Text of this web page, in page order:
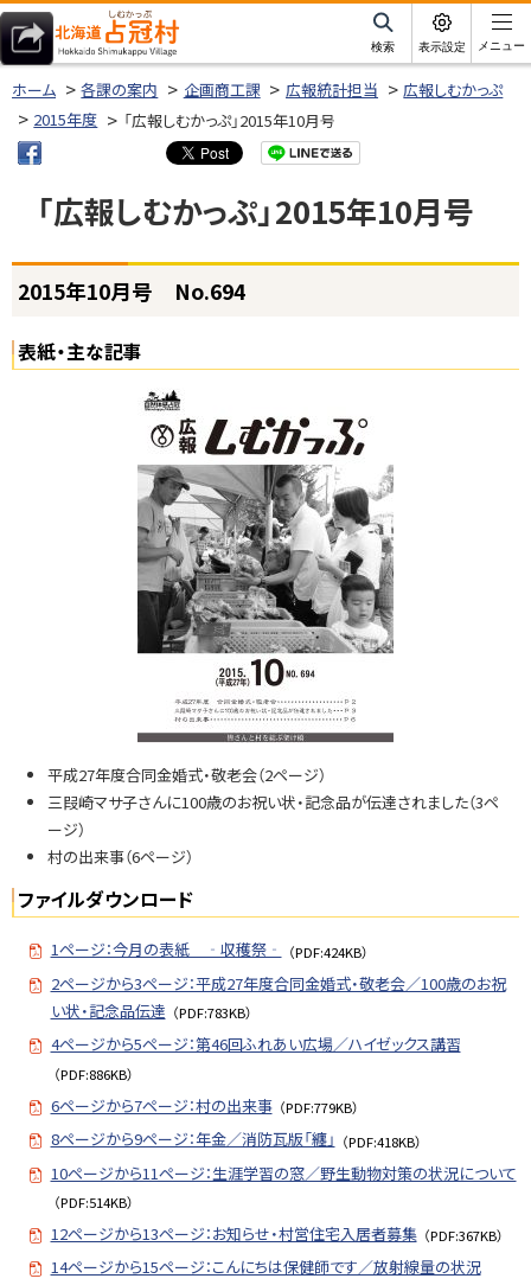
本
文
へ北海道占冠村
サ
イ
ト
内
検索 表示設定 メニュー
ホーム 各課の案内 企画商工課 広報統計担当
広報しむかっぷ
2015年度
「広報しむかっぷ」2015年10月号
「広報しむかっぷ」2015年10月号
ページ内目次
2
1
5
2015年10月号 No.694
表紙・主な記事
平成27年度合同金婚式・敬老会（2ページ）
三叚崎マサ子さんに100歳のお祝い状・記念品が伝達されました（3ペ
ージ）
村の出来事（6ページ）
ファイルダウンロード
1ページ：今月の表紙 ‐収穫祭‐ （PDF:424KB）
2ページから3ページ：平成27年度合同金婚式・敬老会／100歳のお祝
い状・記念品伝達 （PDF:783KB）
4ページから5ページ：第46回ふれあい広場／ハイゼックス講習
（PDF:886KB）
6ページから7ページ：村の出来事 （PDF:779KB）
8ページから9ページ：年金／消防瓦版「纏」 （PDF:418KB）
10ページから11ページ：生涯学習の窓／野生動物対策の状況について
（PDF:514KB）
12ページから13ページ：お知らせ・村営住宅入居者募集 （PDF:367KB）
14ページから15ページ：こんにちは保健師です／放射線量の状況